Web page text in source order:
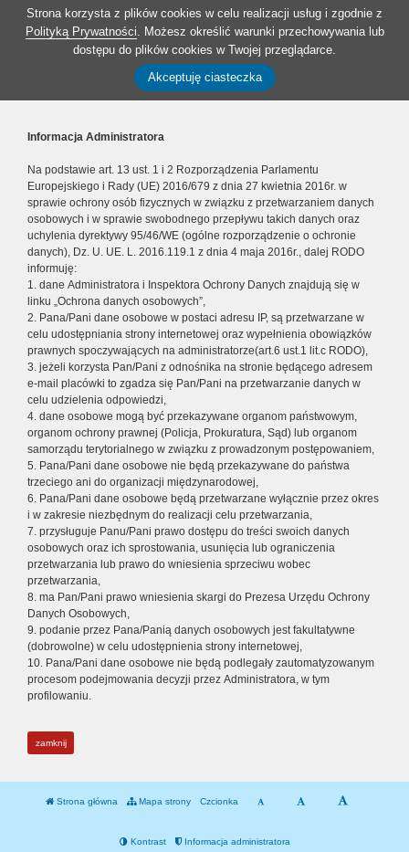
Strona korzysta z plików cookies w celu realizacji usług i zgodnie z
Polityką Prywatności. Możesz określić warunki przechowywania lub
dostępu do plików cookies w Twojej przeglądarce.
Akceptuję ciasteczka
Informacja Administratora
Na podstawie art. 13 ust. 1 i 2 Rozporządzenia Parlamentu
Europejskiego i Rady (UE) 2016/679 z dnia 27 kwietnia 2016r. w
sprawie ochrony osób fizycznych w związku z przetwarzaniem danych
osobowych i w sprawie swobodnego przepływu takich danych oraz
uchylenia dyrektywy 95/46/WE (ogólne rozporządzenie o ochronie
danych), Dz. U. UE. L. 2016.119.1 z dnia 4 maja 2016r., dalej RODO
informuję:
1. dane Administratora i Inspektora Ochrony Danych znajdują się w
linku „Ochrona danych osobowych”,
2. Pana/Pani dane osobowe w postaci adresu IP, są przetwarzane w
celu udostępniania strony internetowej oraz wypełnienia obowiązków
prawnych spoczywających na administratorze(art.6 ust.1 lit.c RODO),
3. jeżeli korzysta Pan/Pani z odnośnika na stronie będącego adresem
e-mail placówki to zgadza się Pan/Pani na przetwarzanie danych w
celu udzielenia odpowiedzi,
4. dane osobowe mogą być przekazywane organom państwowym,
organom ochrony prawnej (Policja, Prokuratura, Sąd) lub organom
samorządu terytorialnego w związku z prowadzonym postępowaniem,
5. Pana/Pani dane osobowe nie będą przekazywane do państwa
trzeciego ani do organizacji międzynarodowej,
6. Pana/Pani dane osobowe będą przetwarzane wyłącznie przez okres
i w zakresie niezbędnym do realizacji celu przetwarzania,
7. przysługuje Panu/Pani prawo dostępu do treści swoich danych
osobowych oraz ich sprostowania, usunięcia lub ograniczenia
przetwarzania lub prawo do wniesienia sprzeciwu wobec
przetwarzania,
8. ma Pan/Pani prawo wniesienia skargi do Prezesa Urzędu Ochrony
Danych Osobowych,
9. podanie przez Pana/Panią danych osobowych jest fakultatywne
(dobrowolne) w celu udostępnienia strony internetowej,
10. Pana/Pani dane osobowe nie będą podlegały zautomatyzowanym
procesom podejmowania decyzji przez Administratora, w tym
profilowaniu.
zamknij
Strona główna Mapa strony Czcionka
Kontrast Informacja administratora